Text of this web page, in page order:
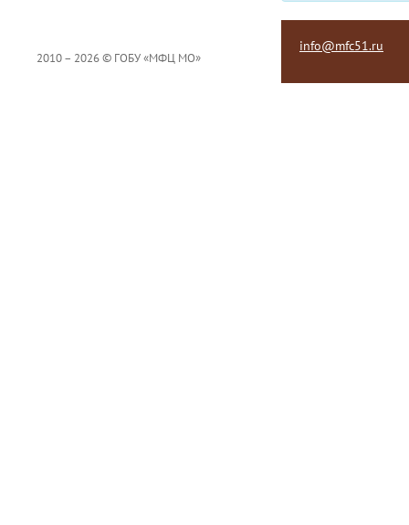
2010 – 2026 © ГОБУ «МФЦ МО»
info@mfc51.ru